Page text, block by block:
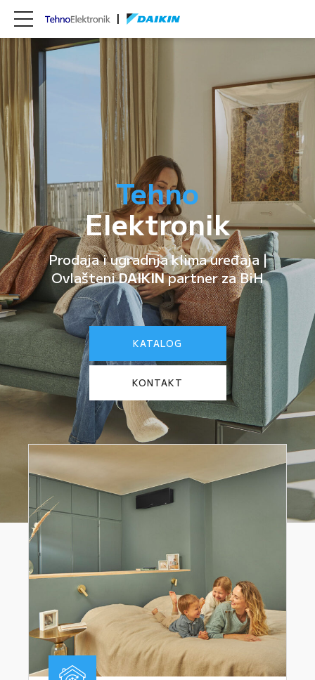
Tehno
Elektronik
Prodaja i ugradnja klima uređaja |
OvlašteniDAIKINpartner za BiH
KATALOG
KONTAKT